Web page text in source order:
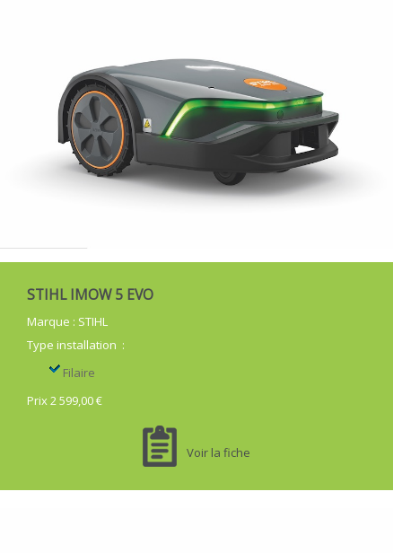
STIHL IMOW 5 EVO
Marque : STIHL
Type installation :
Filaire
Prix 2 599,00 €
Voir la fiche